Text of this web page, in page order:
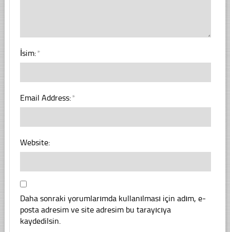
İsim:*
Email Address:*
Website:
Daha sonraki yorumlarımda kullanılması için adım, e-
posta adresim ve site adresim bu tarayıcıya
kaydedilsin.